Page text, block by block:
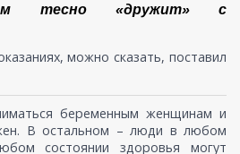
тесно «дружит» с
можно сказать, поставил
беременным женщинам и
В остальном – люди в любом
состоянии здоровья могут